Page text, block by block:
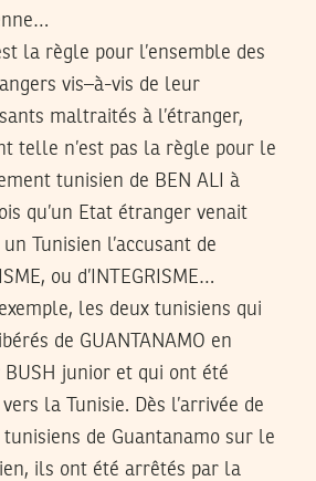
la règle pour l’ensemble des
vis–à-vis de leur
maltraités à l’étranger,
telle n’est pas la règle pour le
tunisien de BEN ALI à
qu’un Etat étranger venait
un Tunisien l’accusant de
ou d’INTEGRISME…
les deux tunisiens qui
de GUANTANAMO en
BUSH junior et qui ont été
la Tunisie. Dès l’arrivée de
tunisiens de Guantanamo sur le
ils ont été arrêtés par la